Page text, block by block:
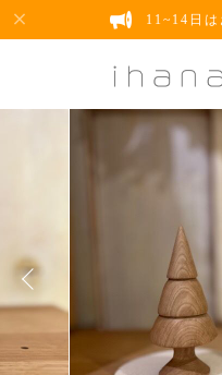
11~14日は